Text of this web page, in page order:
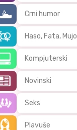
Crni humor
Haso, Fata, Mujo
Kompjuterski
Novinski
Seks
Plavuše